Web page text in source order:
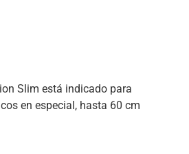
Slim está indicado para
en especial, hasta 60 cm